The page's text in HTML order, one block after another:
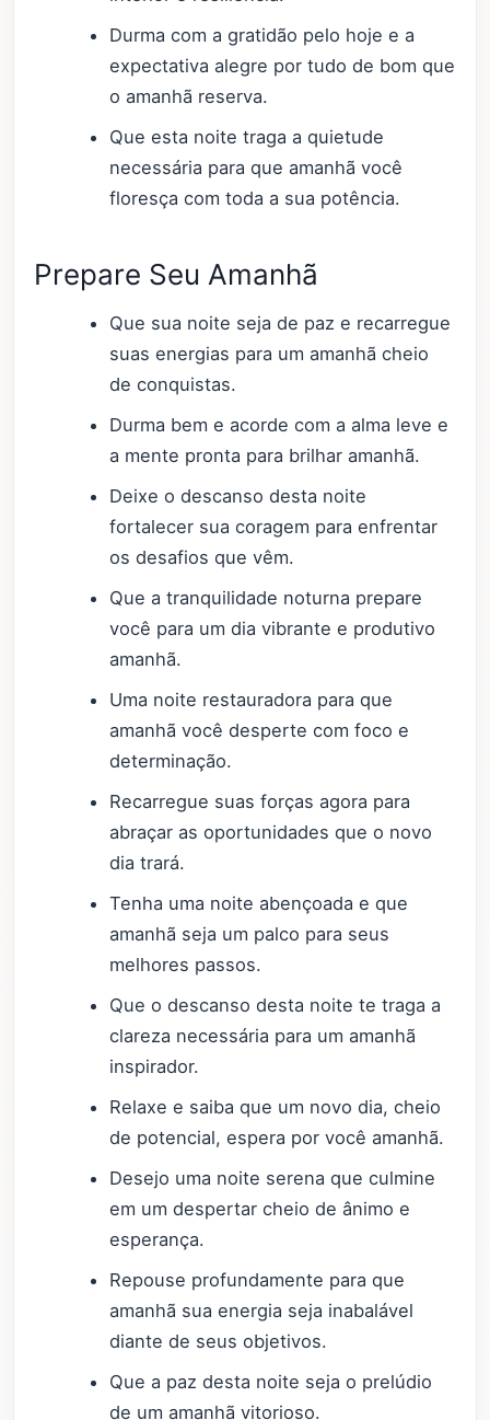
Durma com a gratidão pelo hoje e a
expectativa alegre por tudo de bom que
o amanhã reserva.
Que esta noite traga a quietude
necessária para que amanhã você
floresça com toda a sua potência.
Prepare Seu Amanhã
Que sua noite seja de paz e recarregue
suas energias para um amanhã cheio
de conquistas.
Durma bem e acorde com a alma leve e
a mente pronta para brilhar amanhã.
Deixe o descanso desta noite
fortalecer sua coragem para enfrentar
os desafios que vêm.
Que a tranquilidade noturna prepare
você para um dia vibrante e produtivo
amanhã.
Uma noite restauradora para que
amanhã você desperte com foco e
determinação.
Recarregue suas forças agora para
abraçar as oportunidades que o novo
dia trará.
Tenha uma noite abençoada e que
amanhã seja um palco para seus
melhores passos.
Que o descanso desta noite te traga a
clareza necessária para um amanhã
inspirador.
Relaxe e saiba que um novo dia, cheio
de potencial, espera por você amanhã.
Desejo uma noite serena que culmine
em um despertar cheio de ânimo e
esperança.
Repouse profundamente para que
amanhã sua energia seja inabalável
diante de seus objetivos.
Que a paz desta noite seja o prelúdio
de um amanhã vitorioso.